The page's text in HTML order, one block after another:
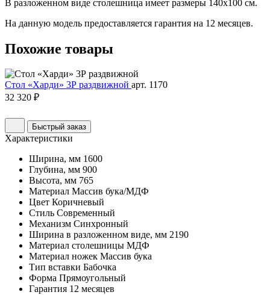
В разложенном виде столешница имеет размеры 140х100 см.
На данную модель предоставляется гарантия на 12 месяцев.
Похожие товары
Стол «Харди» 3Р раздвижной арт. 1170
32 320 ₽
Быстрый заказ
Характеристики
Ширина, мм 1600
Глубина, мм 900
Высота, мм 765
Материал Массив бука/МДФ
Цвет Коричневый
Стиль Современный
Механизм Синхронный
Ширина в разложенном виде, мм 2190
Материал столешницы МДФ
Материал ножек Массив бука
Тип вставки Бабочка
Форма Прямоугольный
Гарантия 12 месяцев